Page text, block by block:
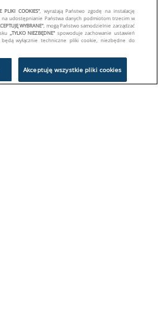
PLIKI COOKIES" , wyrażają Państwo zgodę na instalację
udostępnianie Państwa danych podmiotom trzecim w
WYBRANE" , mogą Państwo samodzielnie zarządzać
„TYLKO NIEZBĘDNE" spowoduje zachowanie ustawień
wyłącznie techniczne pliki cookie, niezbędne do
Akceptuję wszystkie pliki cookies